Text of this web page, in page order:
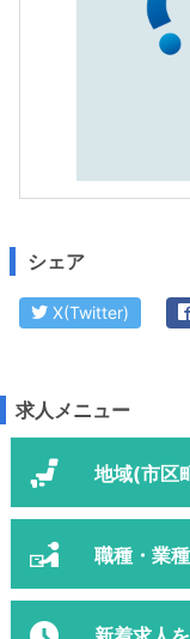
シェア
X(Twitter)
求人メニュー
地域(市区
職種・業